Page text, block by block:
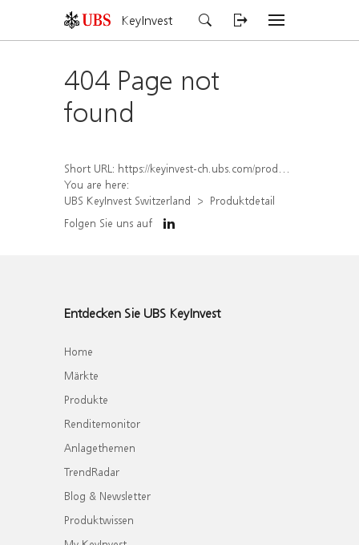
KeyInvest
404 Page not
found
Short URL: https://keyinvest-ch.ubs.com/produkt/detail/index/isin/CH1564515562
You are here:
UBS KeyInvest Switzerland
Produktdetail
Folgen Sie uns auf
Entdecken Sie UBS KeyInvest
Home
Märkte
Produkte
Renditemonitor
Anlagethemen
TrendRadar
Blog & Newsletter
Produktwissen